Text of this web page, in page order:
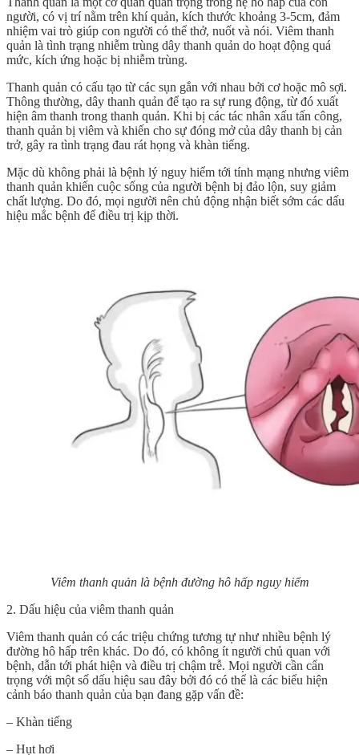
người, có vị trí nằm trên khí quản, kích thước khoảng 3-5cm, đảm
nhiệm vai trò giúp con người có thể thở, nuốt và nói. Viêm thanh
quản là tình trạng nhiễm trùng dây thanh quản do hoạt động quá
mức, kích ứng hoặc bị nhiễm trùng.
Thanh quản có cấu tạo từ các sụn gắn với nhau bởi cơ hoặc mô sợi.
Thông thường, dây thanh quản để tạo ra sự rung động, từ đó xuất
hiện âm thanh trong thanh quản. Khi bị các tác nhân xấu tấn công,
thanh quản bị viêm và khiến cho sự đóng mở của dây thanh bị cản
trở, gây ra tình trạng đau rát họng và khàn tiếng.
Mặc dù không phải là bệnh lý nguy hiểm tới tính mạng nhưng viêm
thanh quản khiến cuộc sống của người bệnh bị đảo lộn, suy giảm
chất lượng. Do đó, mọi người nên chủ động nhận biết sớm các dấu
hiệu mắc bệnh để điều trị kịp thời.
Viêm thanh quản là bệnh đường hô hấp nguy hiểm
2. Dấu hiệu của viêm thanh quản
Viêm thanh quản có các triệu chứng tương tự như nhiều bệnh lý
đường hô hấp trên khác. Do đó, có không ít người chủ quan với
bệnh, dẫn tới phát hiện và điều trị chậm trễ. Mọi người cần cẩn
trọng với một số dấu hiệu sau đây bởi đó có thể là các biểu hiện
cảnh báo thanh quản của bạn đang gặp vấn đề:
– Khàn tiếng
– Hụt hơi